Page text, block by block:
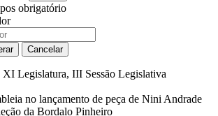
obrigatório
XI Legislatura, III Sessão Legislativa
no lançamento de peça de Nini Andrade
da Bordalo Pinheiro